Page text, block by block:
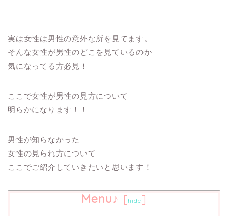
実は女性は男性の意外な所を見てます。
そんな女性が男性のどこを見ているのか
気になってる方必見！
ここで女性が男性の見方について
明らかになります！！
男性が知らなかった
女性の見られ方について
ここでご紹介していきたいと思います！
Menu♪ [hide]